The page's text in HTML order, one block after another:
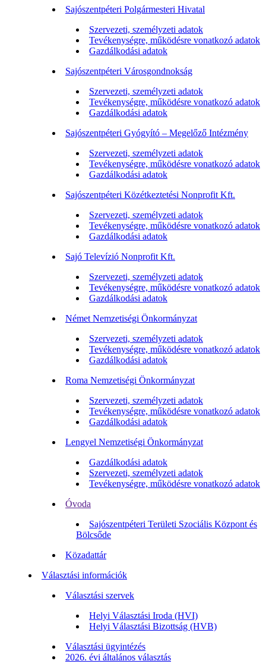
Sajószentpéteri Polgármesteri Hivatal
Szervezeti, személyzeti adatok
Tevékenységre, működésre vonatkozó adatok
Gazdálkodási adatok
Sajószentpéteri Városgondnokság
Szervezeti, személyzeti adatok
Tevékenységre, működésre vonatkozó adatok
Gazdálkodási adatok
Sajószentpéteri Gyógyító – Megelőző Intézmény
Szervezeti, személyzeti adatok
Tevékenységre, működésre vonatkozó adatok
Gazdálkodási adatok
Sajószentpéteri Közétkeztetési Nonprofit Kft.
Szervezeti, személyzeti adatok
Tevékenységre, működésre vonatkozó adatok
Gazdálkodási adatok
Sajó Televízió Nonprofit Kft.
Szervezeti, személyzeti adatok
Tevékenységre, működésre vonatkozó adatok
Gazdálkodási adatok
Német Nemzetiségi Önkormányzat
Szervezeti, személyzeti adatok
Tevékenységre, működésre vonatkozó adatok
Gazdálkodási adatok
Roma Nemzetiségi Önkormányzat
Szervezeti, személyzeti adatok
Tevékenységre, működésre vonatkozó adatok
Gazdálkodási adatok
Lengyel Nemzetiségi Önkormányzat
Gazdálkodási adatok
Szervezeti, személyzeti adatok
Tevékenységre, működésre vonatkozó adatok
Óvoda
Sajószentpéteri Területi Szociális Központ és
Bölcsőde
Közadattár
Választási információk
Választási szervek
Helyi Választási Iroda (HVI)
Helyi Választási Bizottság (HVB)
Választási ügyintézés
2026. évi általános választás